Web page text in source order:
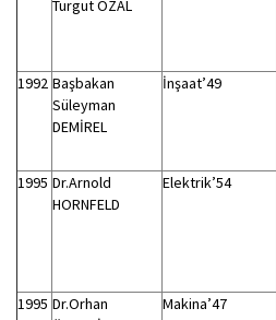
Turgut ÖZAL
1992 Başbakan
Süleyman
DEMİREL
İnşaat’49
1995 Dr.Arnold
HORNFELD
Elektrik’54
1995 Dr.Orhan
Makina’47